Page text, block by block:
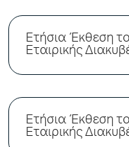
Ετήσια Έκθεση
Εταιρικής
Ετήσια Έκθεση
Εταιρικής